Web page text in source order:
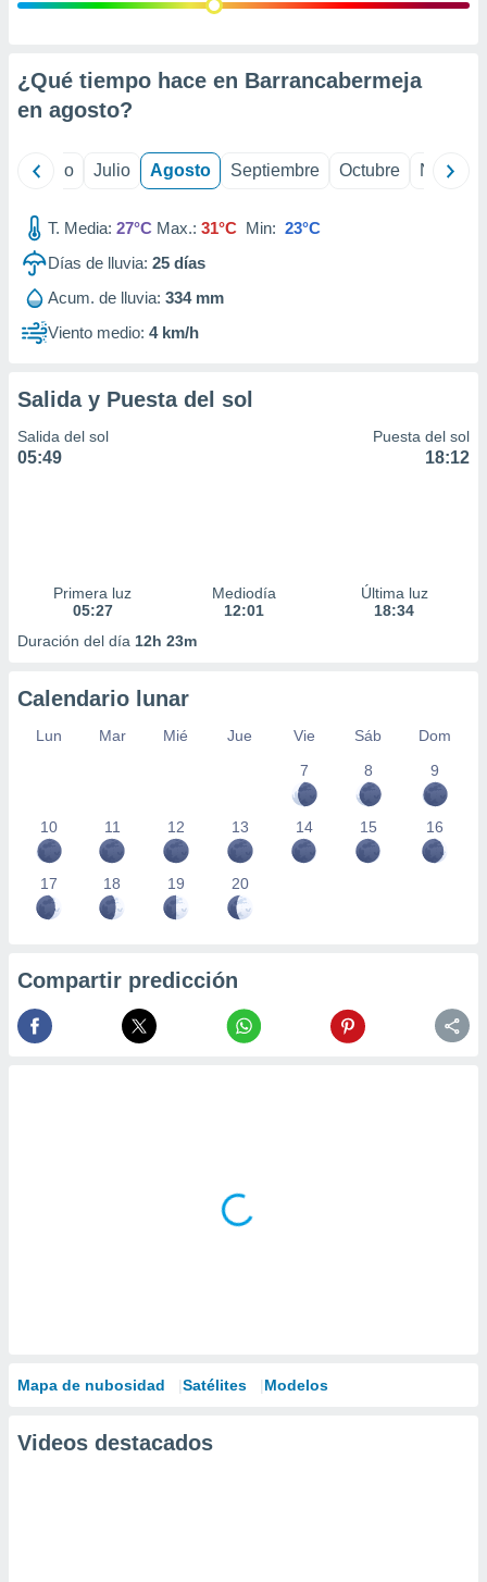
e
mediante
publicidad
de
1199
¿Qué tiempo hace en Barrancabermeja
en agosto?
Junio Julio Agosto Septiembre Octubre
T. Media: 27°C Max.: 31°C Min: 23°C
Días de lluvia: 25 días
Acum. de lluvia: 334 mm
Viento medio: 4 km/h
Salida y Puesta del sol
Salida del sol
05:49
Puesta del sol
18:12
Primera luz
05:27
Mediodía
12:01
Última luz
18:34
Duración del día 12h 23m
Calendario lunar
Lun Mar Mié Jue Vie Sáb
Dom
7
8 9
10 11 12 13 14 15 16
17 18 19 20
Compartir predicción
Mapa de nubosidad Satélites Modelos
Videos destacados